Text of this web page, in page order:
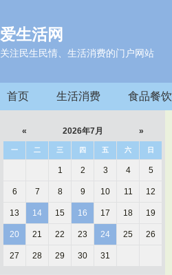
爱生活网
关注民生民情、生活消费的门户网站
首页 生活消费 食品餐饮
« 2026年7月 »
一 二 三 四 五 六 日
1 2 3 4 5
6 7 8 9 10 11 12
13 14 15 16 17 18 19
20 21 22 23 24 25 26
27 28 29 30 31